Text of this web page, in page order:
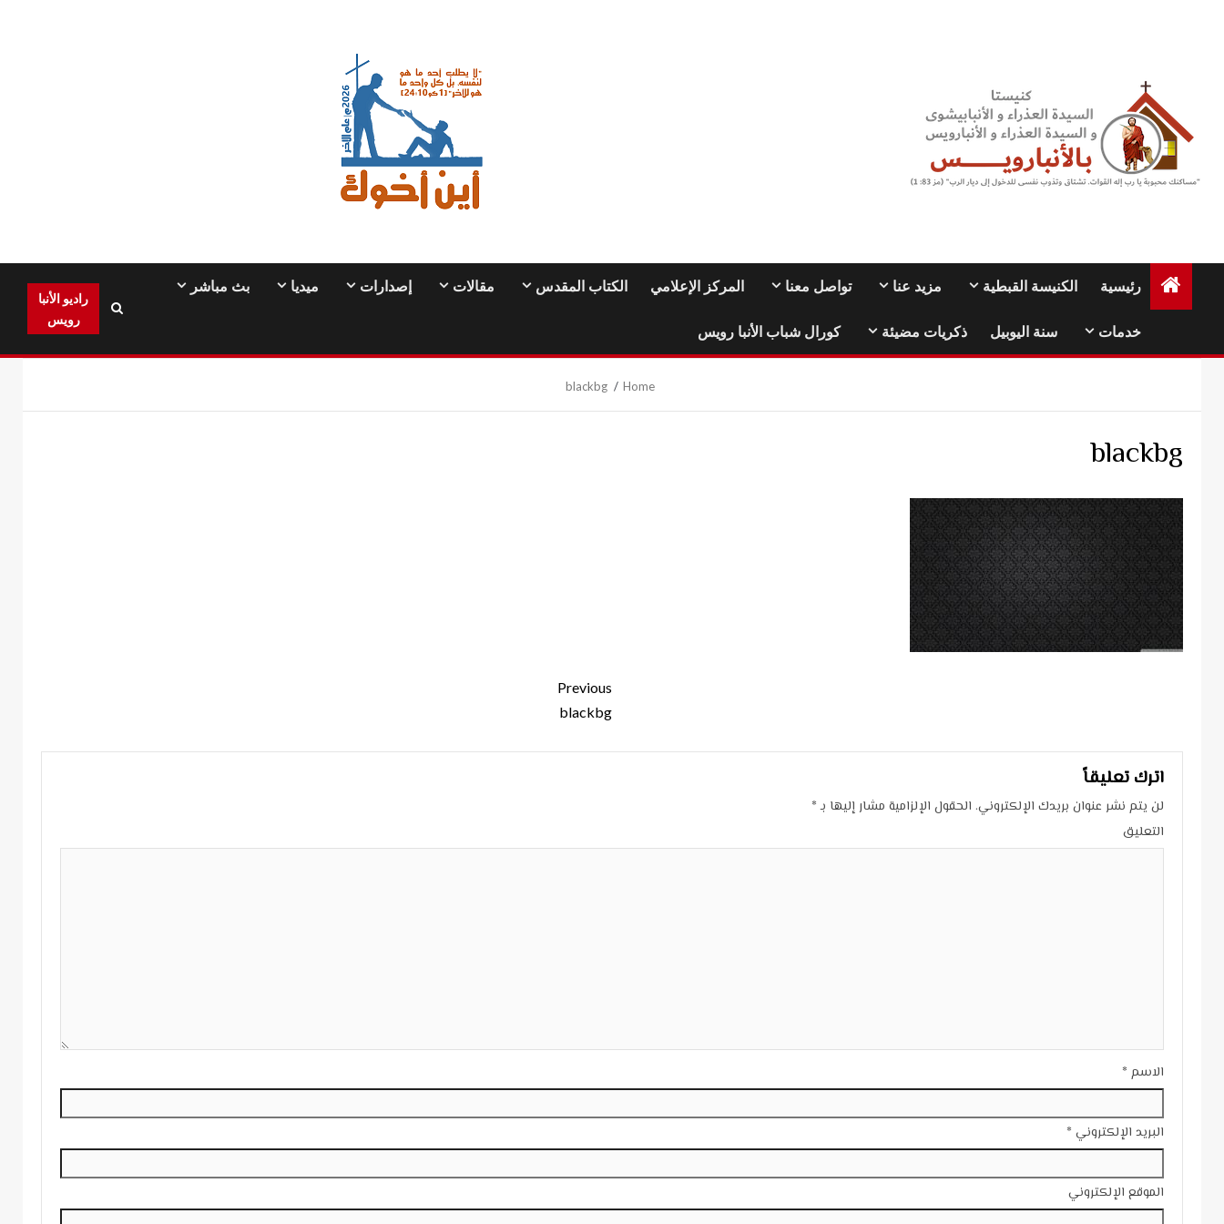
رئيسية الكنيسة القبطية مزيد عنا تواصل معنا المركز الإعلامي الكتاب المقدس مقالات إصدارات ميديا بث مباشر
خدمات سنة اليوبيل ذكريات مضيئة كورال شباب الأنبا رويس
راديو الأنبا
رويس
Home
blackbg
blackbg
Previous
blackbg
اترك تعليقاً
لن يتم نشر عنوان بريدك الإلكتروني. الحقول الإلزامية مشار إليها بـ*
التعليق
الاسم *
البريد الإلكتروني *
الموقع الإلكتروني